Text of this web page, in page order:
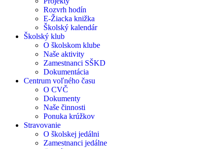
Rozvrh hodín
E-Žiacka knižka
Školský kalendár
Školský klub
O školskom klube
Naše aktivity
Zamestnanci SŠKD
Dokumentácia
Centrum voľného času
O CVČ
Dokumenty
Naše činnosti
Ponuka krúžkov
Stravovanie
O školskej jedálni
Zamestnanci jedálne